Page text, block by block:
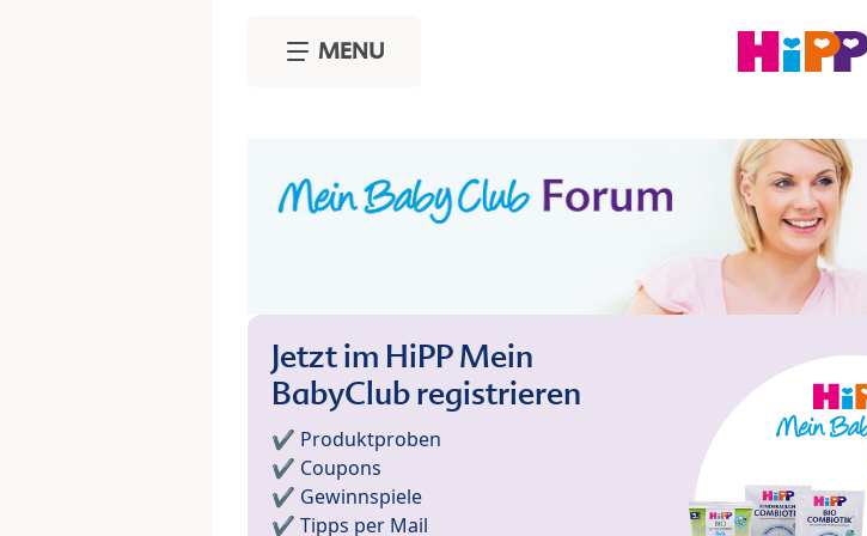
MENU
Jetzt im HiPP Mein
BabyClub registrieren
✔️ Produktproben
✔️ Coupons
✔️ Gewinnspiele
✔️ Tipps per Mail